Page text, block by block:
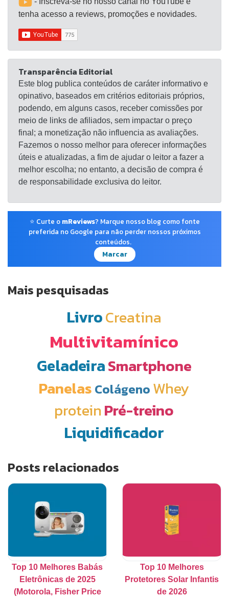
tenha acesso a reviews, promoções e novidades.
Transparência Editorial
Este blog publica conteúdos de caráter informativo e
opinativo, baseados em critérios editoriais próprios,
podendo, em alguns casos, receber comissões por
meio de links de afiliados, sem impactar o preço
final; a monetização não influencia as avaliações.
Fazemos o nosso melhor para oferecer informações
úteis e atualizadas, a fim de ajudar o leitor a fazer a
melhor escolha; no entanto, a decisão de compra é
de responsabilidade exclusiva do leitor.
⭐ Curte o mReviews? Marque nosso blog como fonte
preferida no Google para não perder nossos próximos
conteúdos.
Marcar
Mais pesquisadas
LivroCreatina
Multivitamínico
GeladeiraSmartphone
Panelas Colágeno Whey
proteinPré-treino
Liquidificador
Posts relacionados
Top 10 Melhores Babás
Eletrônicas de 2025
(Motorola, Fisher Price
Top 10 Melhores
Protetores Solar Infantis
de 2026